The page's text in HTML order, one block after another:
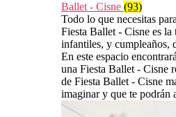
Ballet - Cisne (93)
Todo lo que necesitas
Fiesta Ballet - Cisne es la
infantiles, y cumpleaños,
En este espacio
una Fiesta Ballet - Cisne
de Fiesta Ballet - Cisne
imaginar y que te